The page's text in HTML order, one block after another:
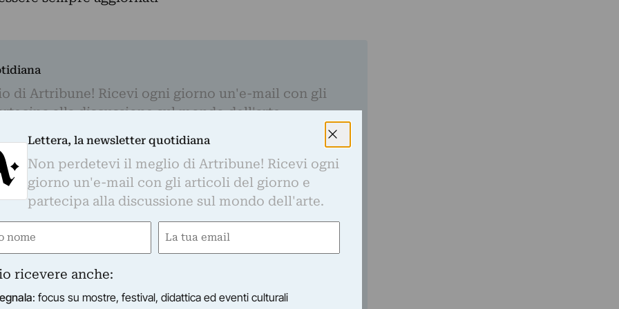
di Artribune! Ricevi ogni giorno un'e-mail con gli
alla discussione sul mondo dell'arte.
Email
(Obbligatorio)
su mostre, festival, didattica ed eventi culturali
sul mercato dell'arte
su moda e cultura
sul turismo culturale
sui festival culturali
con regolarità sul mondo dell'arte, nel rispetto della privacy come indicato nella
trasferiti su MailChimp e trattati secondo le modalità riportate in
Lettera, la newsletter quotidiana
Non perdetevi il meglio di Artribune! Ricevi ogni
giorno un'e-mail con gli articoli del giorno e
partecipa alla discussione sul mondo dell'arte.
Email
ricevere anche:
: focus su mostre, festival, didattica ed eventi culturali